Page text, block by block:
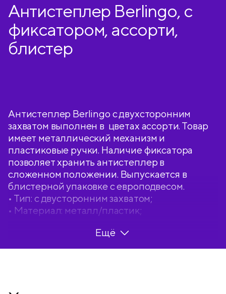
Антистеплер Berlingo, с
фиксатором, ассорти,
блистер
Антистеплер Berlingo с двухсторонним
захватом выполнен в цветах ассорти. Товар
имеет металлический механизм и
пластиковые ручки. Наличие фиксатора
позволяет хранить антистеплер в
сложенном положении. Выпускается в
блистерной упаковке с европодвесом.
• Тип: с двусторонним захватом;
• Материал: металл/пластик;
• Цвет корпуса: ассорти.
Ещё